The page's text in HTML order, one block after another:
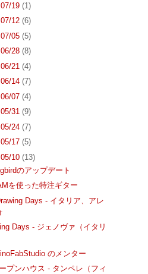
19 (1)
12 (6)
05 (5)
28 (8)
21 (4)
14 (7)
07 (4)
31 (9)
24 (7)
17 (5)
10 (13)
のアップデート
を使った特注ギター
Days - イタリア、アレ
Days - ジェノヴァ（イタリ
のメンター
プンハウス - タンペレ（フィ